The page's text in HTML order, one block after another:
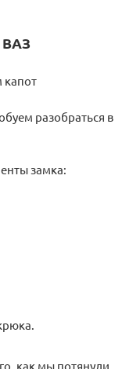
ВАЗ
капот
разобраться в
замка:
как мы потянули